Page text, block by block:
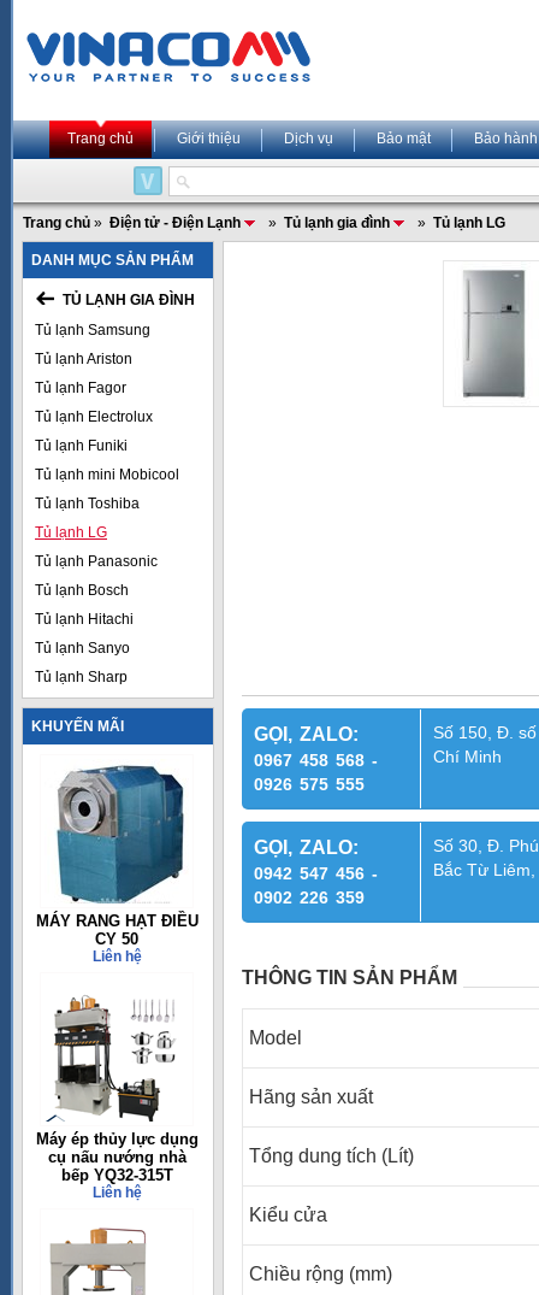
Trang chủ Giới thiệu Dịch vụ Bảo mật Bảo hành
Trang chủ » Điện tử - Điện Lạnh » Tủ lạnh gia đình » Tủ lạnh LG
DANH MỤC SẢN PHẨM
TỦ LẠNH GIA ĐÌNH
Tủ lạnh Samsung
Tủ lạnh Ariston
Tủ lạnh Fagor
Tủ lạnh Electrolux
Tủ lạnh Funiki
Tủ lạnh mini Mobicool
Tủ lạnh Toshiba
Tủ lạnh LG
Tủ lạnh Panasonic
Tủ lạnh Bosch
Tủ lạnh Hitachi
Tủ lạnh Sanyo
Tủ lạnh Sharp
KHUYẾN MÃI
MÁY RANG HẠT ĐIỀU
CY 50
Liên hệ
Máy ép thủy lực dụng
cụ nấu nướng nhà
bếp YQ32-315T
Liên hệ
GỌI, ZALO:
0967 458 568 -
0926 575 555
Số 150, Đ.
Chí Minh
GỌI, ZALO:
0942 547 456 -
0902 226 359
Số 30, Đ.
Bắc Từ
THÔNG TIN SẢN PHẨM
Model
Hãng sản xuất
Tổng dung tích (Lít)
Kiểu cửa
Chiều rộng (mm)